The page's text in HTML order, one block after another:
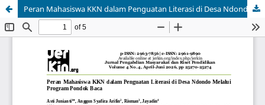
Peran Mahasiswa KKN dalam Penguatan Literasi di Desa Ndondo Melalui Program Pondok Baca